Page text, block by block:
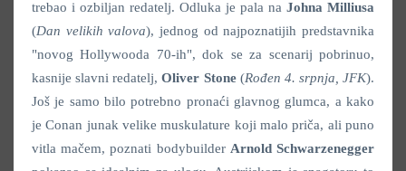
trebao i ozbiljan redatelj. Odluka je pala na Johna Milliusa
(Dan velikih valova), jednog od najpoznatijih predstavnika
"novog Hollywooda 70-ih", dok se za scenarij pobrinuo,
kasnije slavni redatelj,Oliver Stone(Rođen 4. srpnja, JFK).
Još je samo bilo potrebno pronaći glavnog glumca, a kako
je Conan junak velike muskulature koji malo priča, ali puno
vitla mačem, poznati bodybuilder Arnold Schwarzenegger